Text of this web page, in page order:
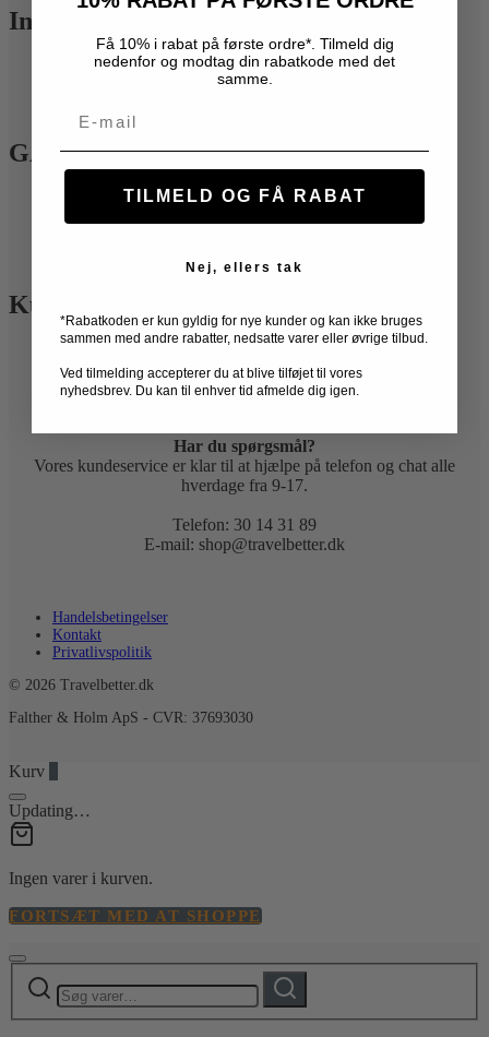
Information
Handelsbetingelser
GARANTIER
EPIC garanti
Købsgaranti
Kundeservice
Kontakt
Levering
Har du spørgsmål?
Vores kundeservice er klar til at hjælpe på telefon og chat alle
hverdage fra 9-17.
Telefon: 30 14 31 89
E-mail: shop@travelbetter.dk
Handelsbetingelser
Kontakt
Privatlivspolitik
© 2026 Travelbetter.dk
Falther & Holm ApS - CVR: 37693030
Kurv
Updating…
Ingen varer i kurven.
FORTSÆT MED AT SHOPPE
Søg
efter:
Søg
Få 10% i rabat på første ordre*. Tilmeld dig
nedenfor og modtag din rabatkode med det
samme.
Email
TILMELD OG FÅ RABAT
Nej, ellers tak
*Rabatkoden er kun gyldig for nye kunder og kan ikke bruges
sammen med andre rabatter, nedsatte varer eller øvrige tilbud.
Ved tilmelding accepterer du at blive tilføjet til vores
nyhedsbrev. Du kan til enhver tid afmelde dig igen.